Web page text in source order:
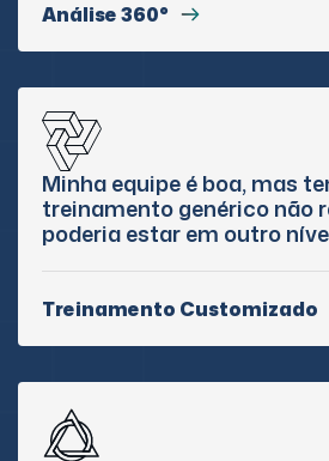
Análise 360°
Minha equipe é boa, mas
treinamento genérico não
poderia estar em outro
Treinamento Customizado